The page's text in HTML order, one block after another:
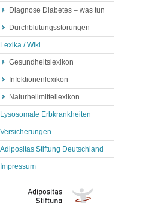
Diagnose Diabetes – was tun
Durchblutungsstörungen
Lexika / Wiki
Gesundheitslexikon
Infektionenlexikon
Naturheilmittellexikon
Lysosomale Erbkrankheiten
Versicherungen
Adipositas Stiftung Deutschland
Impressum